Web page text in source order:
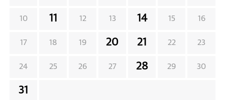
10 11 12 13 14 15 16
17 18 19 20 21 22 23
24 25 26 27 28 29 30
31